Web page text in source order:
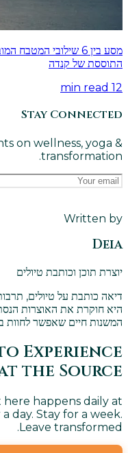
מסע בין 6 שילובי
התוססת של קנדה
12
Stay Connected
on wellness, yoga &
transformation.
Written by
Deia
יוצרת תוכן וכותבת טיולים
דיאה כותבת על טיולים,
היא חוקרת את האוצרות
המשנות חיים שאפשר לחוות
Experience
the Source?
happens daily at
day. Stay for a week.
Leave transformed.